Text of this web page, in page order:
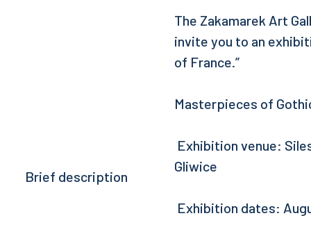
Brief description
The Zakamarek Art
invite you to an
of France.”
Masterpieces of
Exhibition venue:
Gliwice
Exhibition dates: